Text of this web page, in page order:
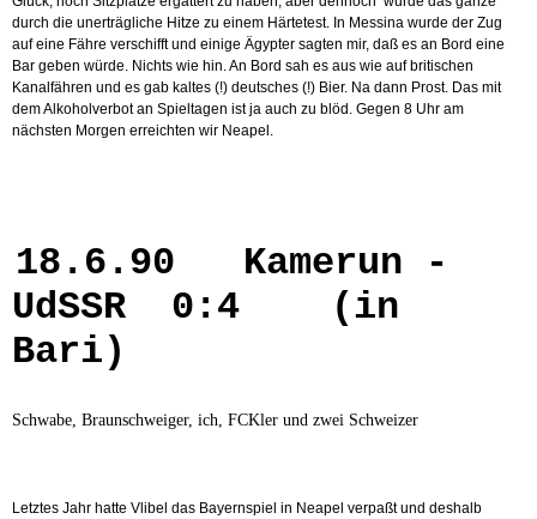
durch die unerträgliche Hitze zu einem Härtetest. In Messina wurde der Zug
auf eine Fähre verschifft und einige Ägypter sagten mir, daß es an Bord eine
Bar geben würde. Nichts wie hin. An Bord sah es aus wie auf britischen
Kanalfähren und es gab kaltes (!) deutsches (!) Bier. Na dann Prost. Das mit
dem Alkoholverbot an Spieltagen ist ja auch zu blöd. Gegen 8 Uhr am
nächsten Morgen erreichten wir Neapel.
18.6.90 Kamerun -
UdSSR 0:4 (in
Bari)
Schwabe, Braunschweiger, ich, FCKler und zwei Schweizer
Letztes Jahr hatte Vlibel das Bayernspiel in Neapel verpaßt und deshalb